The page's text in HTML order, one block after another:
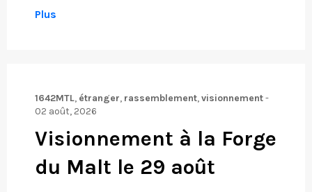
Plus
1642MTL, étranger, rassemblement,visionnement-
02 août, 2026
Visionnement à la Forge
du Malt le 29 août